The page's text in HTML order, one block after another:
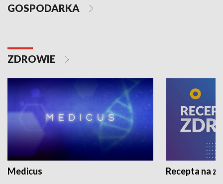
GOSPODARKA
ZDROWIE
Medicus Recepta na